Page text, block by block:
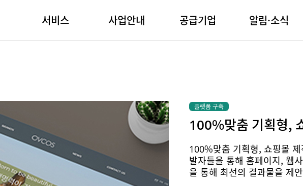
서비스 사업안내 공급기업 알림·소식
플랫폼 구축
100%맞춤 기획형,
100%맞춤 기획형, 쇼핑몰
발자들을 통해 홈페이지, 웹
을 통해 최선의 결과물을 제